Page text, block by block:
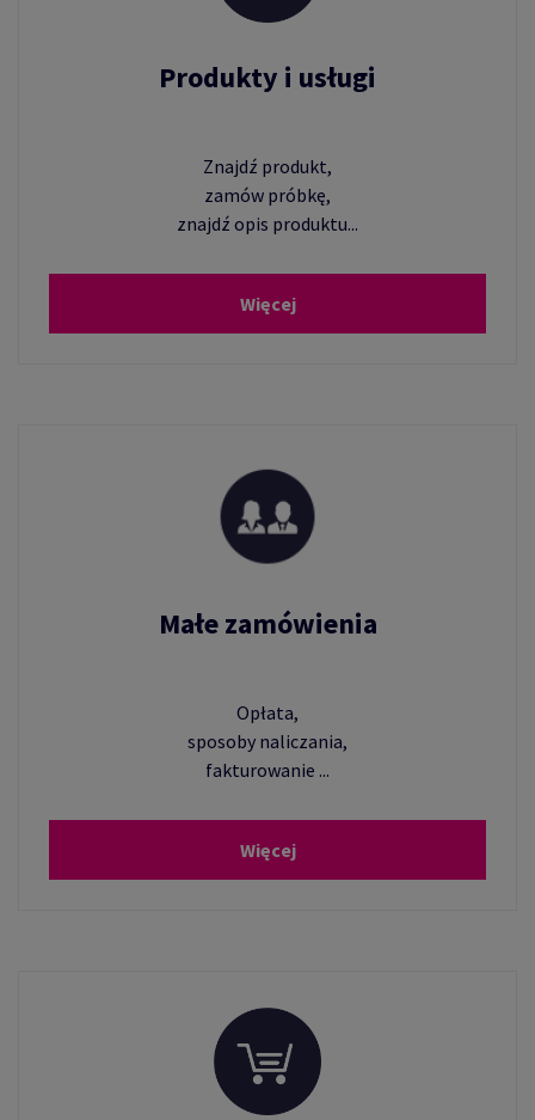
Produkty i usługi
Znajdź produkt,
zamów próbkę,
znajdź opis produktu...
Więcej
Małe zamówienia
Opłata,
sposoby naliczania,
fakturowanie ...
Więcej